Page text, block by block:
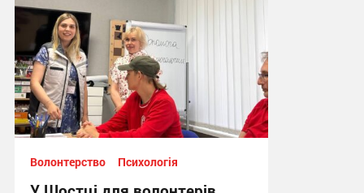
Волонтерство Психологія